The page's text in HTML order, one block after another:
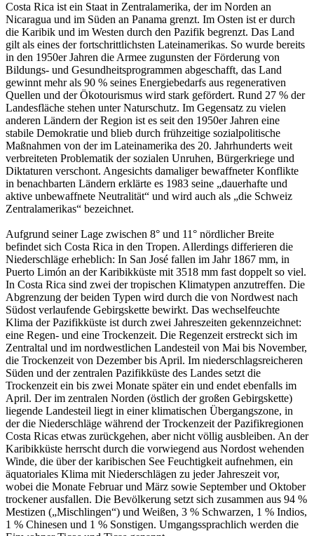
Costa Rica ist ein Staat in Zentralamerika, der im Norden an
Nicaragua und im Süden an Panama grenzt. Im Osten ist er durch
die Karibik und im Westen durch den Pazifik begrenzt. Das Land
gilt als eines der fortschrittlichsten Lateinamerikas. So wurde bereits
in den 1950er Jahren die Armee zugunsten der Förderung von
Bildungs- und Gesundheitsprogrammen abgeschafft, das Land
gewinnt mehr als 90 % seines Energiebedarfs aus regenerativen
Quellen und der Ökotourismus wird stark gefördert. Rund 27 % der
Landesfläche stehen unter Naturschutz. Im Gegensatz zu vielen
anderen Ländern der Region ist es seit den 1950er Jahren eine
stabile Demokratie und blieb durch frühzeitige sozialpolitische
Maßnahmen von der im Lateinamerika des 20. Jahrhunderts weit
verbreiteten Problematik der sozialen Unruhen, Bürgerkriege und
Diktaturen verschont. Angesichts damaliger bewaffneter Konflikte
in benachbarten Ländern erklärte es 1983 seine „dauerhafte und
aktive unbewaffnete Neutralität“ und wird auch als „die Schweiz
Zentralamerikas“ bezeichnet.
Aufgrund seiner Lage zwischen 8° und 11° nördlicher Breite
befindet sich Costa Rica in den Tropen. Allerdings differieren die
Niederschläge erheblich: In San José fallen im Jahr 1867 mm, in
Puerto Limón an der Karibikküste mit 3518 mm fast doppelt so viel.
In Costa Rica sind zwei der tropischen Klimatypen anzutreffen. Die
Abgrenzung der beiden Typen wird durch die von Nordwest nach
Südost verlaufende Gebirgskette bewirkt. Das wechselfeuchte
Klima der Pazifikküste ist durch zwei Jahreszeiten gekennzeichnet:
eine Regen- und eine Trockenzeit. Die Regenzeit erstreckt sich im
Zentraltal und im nordwestlichen Landesteil von Mai bis November,
die Trockenzeit von Dezember bis April. Im niederschlagsreicheren
Süden und der zentralen Pazifikküste des Landes setzt die
Trockenzeit ein bis zwei Monate später ein und endet ebenfalls im
April. Der im zentralen Norden (östlich der großen Gebirgskette)
liegende Landesteil liegt in einer klimatischen Übergangszone, in
der die Niederschläge während der Trockenzeit der Pazifikregionen
Costa Ricas etwas zurückgehen, aber nicht völlig ausbleiben. An der
Karibikküste herrscht durch die vorwiegend aus Nordost wehenden
Winde, die über der karibischen See Feuchtigkeit aufnehmen, ein
äquatoriales Klima mit Niederschlägen zu jeder Jahreszeit vor,
wobei die Monate Februar und März sowie September und Oktober
trockener ausfallen. Die Bevölkerung setzt sich zusammen aus 94 %
Mestizen („Mischlingen“) und Weißen, 3 % Schwarzen, 1 % Indios,
1 % Chinesen und 1 % Sonstigen. Umgangssprachlich werden die